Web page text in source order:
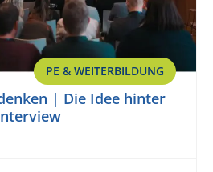
PE & WEITERBILDUNG
| Die Idee hinter